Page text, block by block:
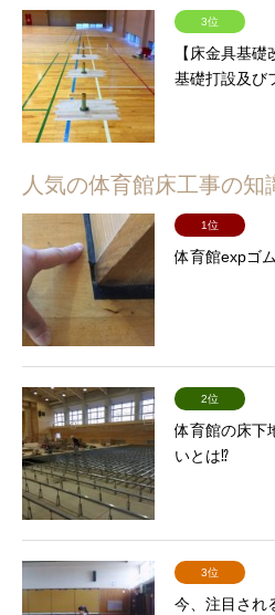
3位
【床金具基
基礎打設及び
人気の体育館床工事の知
1位
体育館expゴ
2位
体育館の床下
いとは⁉
3位
今、注目され